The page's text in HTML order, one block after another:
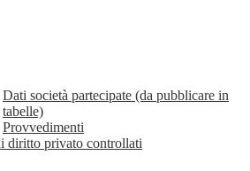
Dati società partecipate (da pubblicare in
tabelle)
Provvedimenti
diritto privato controllati